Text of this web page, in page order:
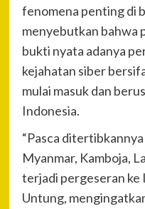
fenomena penting di
menyebutkan bahwa
bukti nyata adanya
kejahatan siber
mulai masuk dan
Indonesia.
“Pasca
Myanmar, Kamboja,
terjadi pergeseran ke
Untung,